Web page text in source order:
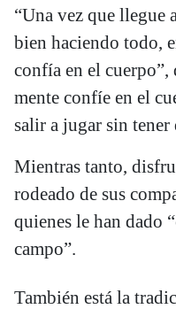
“Una vez que llegue
bien haciendo todo,
confía en el
mente confíe en el
salir a jugar sin tener
Mientras tanto,
rodeado de sus
quienes le han dado
campo”.
También está la